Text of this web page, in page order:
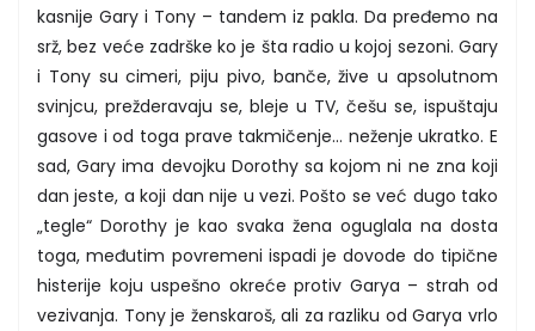
kasnije Gary i Tony – tandem iz pakla. Da pređemo na
srž, bez veće zadrške ko je šta radio u kojoj sezoni. Gary
i Tony su cimeri, piju pivo, banče, žive u apsolutnom
svinjcu, prežderavaju se, bleje u TV, češu se, ispuštaju
gasove i od toga prave takmičenje… neženje ukratko. E
sad, Gary ima devojku Dorothy sa kojom ni ne zna koji
dan jeste, a koji dan nije u vezi. Pošto se već dugo tako
„tegle“ Dorothy je kao svaka žena oguglala na dosta
toga, međutim povremeni ispadi je dovode do tipične
histerije koju uspešno okreće protiv Garya – strah od
vezivanja. Tony je ženskaroš, ali za razliku od Garya vrlo